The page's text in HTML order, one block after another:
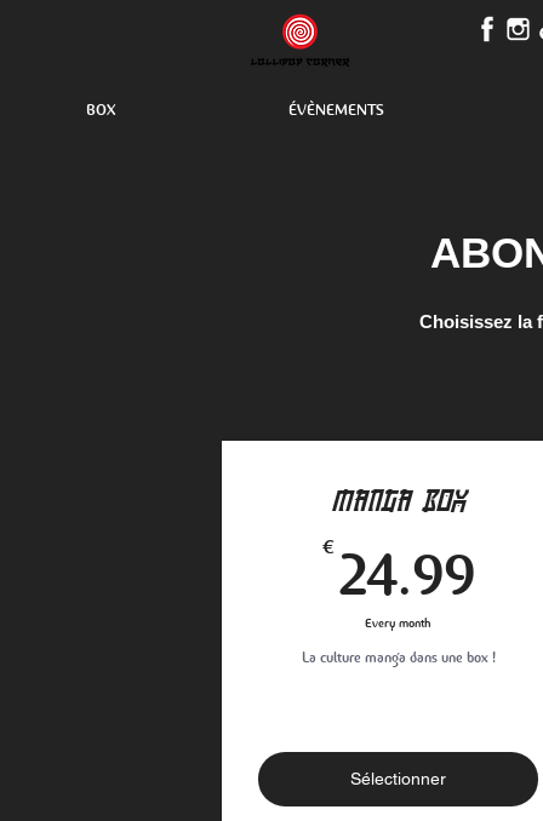
BOX ÉVÈNEMENTS
Choisissez la
MANGA BOX
€ 24.99
Every month
La culture manga dans une box !
Sélectionner